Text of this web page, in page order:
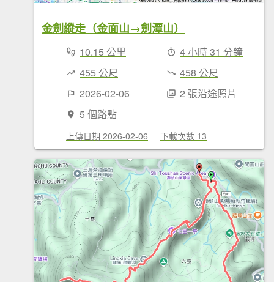
金劍縱走（金面山→劍潭山）
10.15 公里
4 小時 31 分鐘
455 公尺
458 公尺
2026-02-06
2 張沿途照片
5 個路點
上傳日期 2026-02-06 下載次數 13